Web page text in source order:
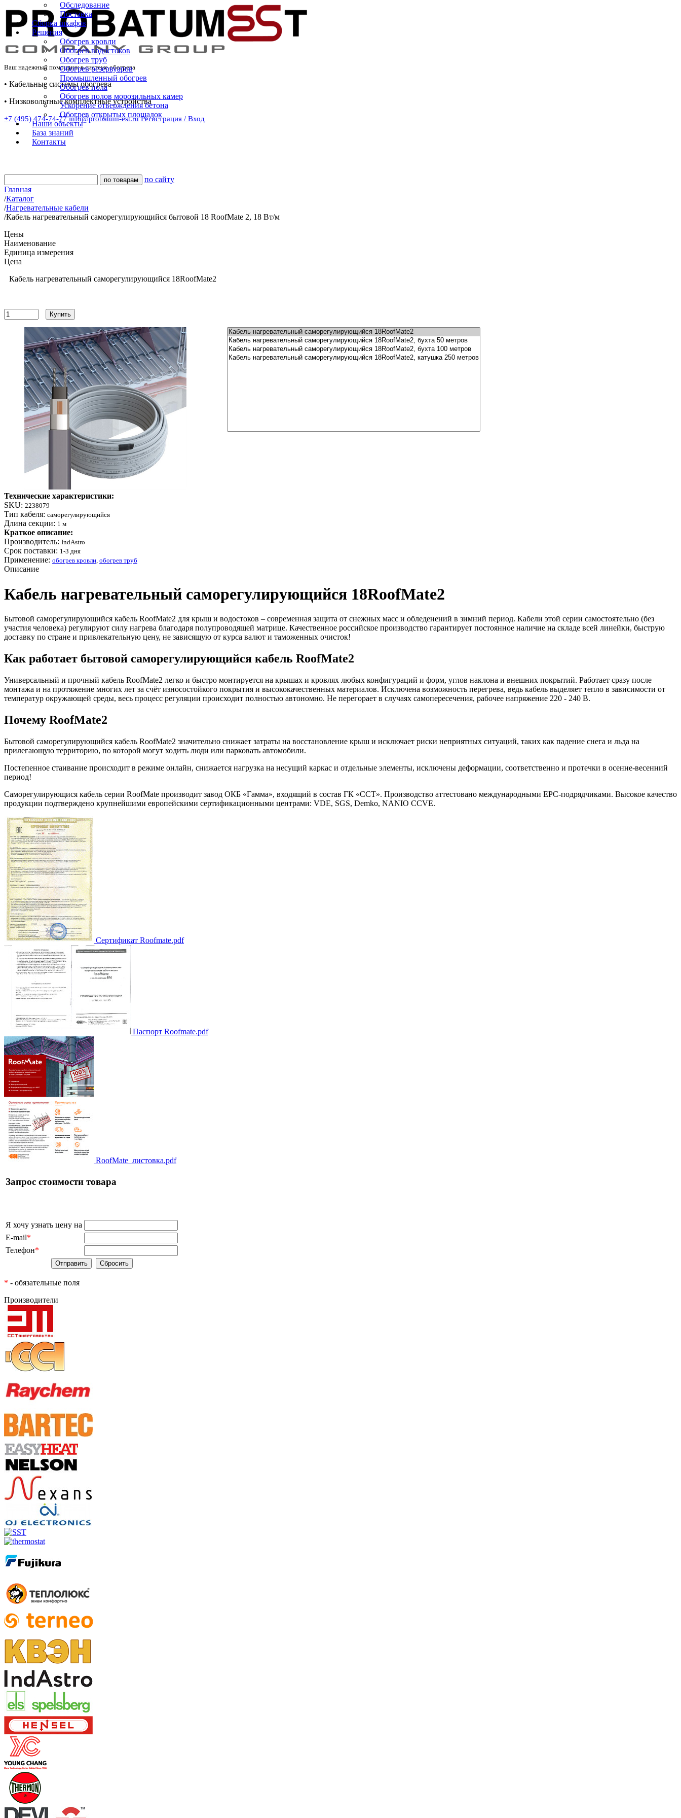
Ваш надежный помощник в системе обогрева
• Кабельные системы обогрева
• Низковольтные комплектные устройства
+7 (495) 474-74-77 info@probatum-est.ru Регистрация / Вход
Обследование
Поставка
Сборка шкафов
Решения
Обогрев кровли
Обогрев водостоков
Обогрев труб
Обогрев резервуаров
Промышленный обогрев
Обогрев пола
Обогрев полов морозильных камер
Ускорение отверждения бетона
Обогрев открытых площадок
Наши объекты
База знаний
Контакты
по сайту
Главная
/Каталог
/Нагревательные кабели
/Кабель нагревательный саморегулирующийся бытовой 18 RoofMate 2, 18 Вт/м
Цены
Наименование
Единица измерения
Цена
Кабель нагревательный саморегулирующийся 18RoofMate2
Купить
Технические характеристики:
SKU: 2238079
Тип кабеля: саморегулирующийся
Длина секции: 1 м
Краткое описание:
Производитель: IndAstro
Срок поставки: 1-3 дня
Применение: обогрев кровли, обогрев труб
Описание
Кабель нагревательный саморегулирующийся 18RoofMate2
Бытовой саморегулирующийся кабель RoofMate2 для крыш и водостоков – современная защита от снежных масс и обледенений в зимний период. Кабели этой серии самостоятельно (без
участия человека) регулируют силу нагрева благодаря полупроводящей матрице. Качественное российское производство гарантирует постоянное наличие на складе всей линейки, быструю
доставку по стране и привлекательную цену, не зависящую от курса валют и таможенных очисток!
Как работает бытовой саморегулирующийся кабель RoofMate2
Универсальный и прочный кабель RoofMate2 легко и быстро монтируется на крышах и кровлях любых конфигураций и форм, углов наклона и внешних покрытий. Работает сразу после
монтажа и на протяжение многих лет за счёт износостойкого покрытия и высококачественных материалов. Исключена возможность перегрева, ведь кабель выделяет тепло в зависимости от
температур окружающей среды, весь процесс регуляции происходит полностью автономно. Не перегорает в случаях самопересечения, рабочее напряжение 220 - 240 В.
Почему RoofMate2
Бытовой саморегулирующийся кабель RoofMate2 значительно снижает затраты на восстановление крыш и исключает риски неприятных ситуаций, таких как падение снега и льда на
прилегающую территорию, по которой могут ходить люди или парковать автомобили.
Постепенное стаивание происходит в режиме онлайн, снижается нагрузка на несущий каркас и отдельные элементы, исключены деформации, соответственно и протечки в осенне-весенний
период!
Саморегулирующися кабель серии RoofMate производит завод ОКБ «Гамма», входящий в состав ГК «ССТ». Производство аттестовано международными EPC-подрядчиками. Высокое качество
продукции подтверждено крупнейшими европейскими сертификационными центрами: VDE, SGS, Demko, NANIO CCVE.
Сертификат Roofmate.pdf
Паспорт Roofmate.pdf
RoofMate_листовка.pdf
Запрос стоимости товара
Я хочу узнать цену на
E-mail*
Телефон*
* - обязательные поля
Производители